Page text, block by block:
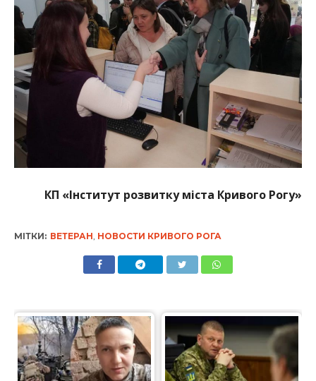
КП «Інститут розвитку міста Кривого Рогу»
МІТКИ: ВЕТЕРАН, НОВОСТИ КРИВОГО РОГА